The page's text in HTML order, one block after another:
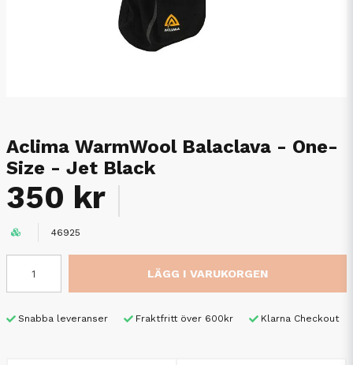
Aclima WarmWool Balaclava - One-
Size - Jet Black
350 kr
46925
LÄGG I VARUKORGEN
Snabba leveranser Fraktfritt över 600kr Klarna Checkout